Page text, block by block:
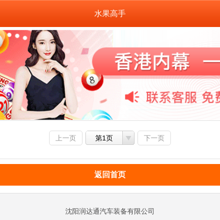
水果高手
上一页 第1页 下一页
返回首页
沈阳润达通汽车装备有限公司